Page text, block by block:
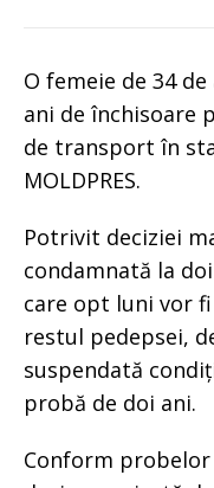
O femeie de 34
ani de închisoare
de transport în
MOLDPRES.
Potrivit deciziei
condamnată la
care opt luni vor
restul pedepsei,
suspendată
probă de doi ani.
Conform